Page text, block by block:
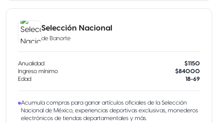
Selección Nacional
de Banorte
Anualidad
$1150
Ingreso mínimo
$84000
Edad
18-69
Acumula compras para ganar artículos oficiales de la Selección
Nacional de México, experiencias deportivas exclusivas, monederos
electrónicos de tiendas departamentales y más.